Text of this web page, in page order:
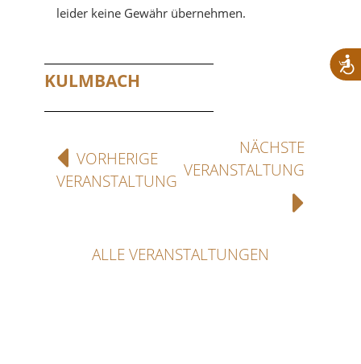
leider keine Gewähr übernehmen.
KULMBACH
VORHERIGE
VERANSTALTUNG
NÄCHSTE
VERANSTALTUNG
ALLE VERANSTALTUNGEN